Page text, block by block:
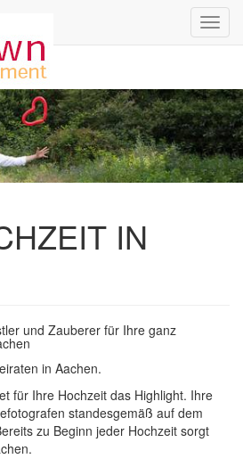
IN
und Zauberer für Ihre ganz
in Aachen.
für Ihre Hochzeit das Highlight. Ihre
standesgemäß auf dem
zu Beginn jeder Hochzeit sorgt